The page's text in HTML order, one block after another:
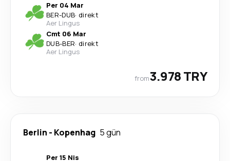
Per 04 Mar
BER-DUB· direkt
Aer Lingus
Cmt 06 Mar
DUB-BER· direkt
Aer Lingus
from3.978 TRY
Berlin - Kopenhag 5 gün
Per 15 Nis